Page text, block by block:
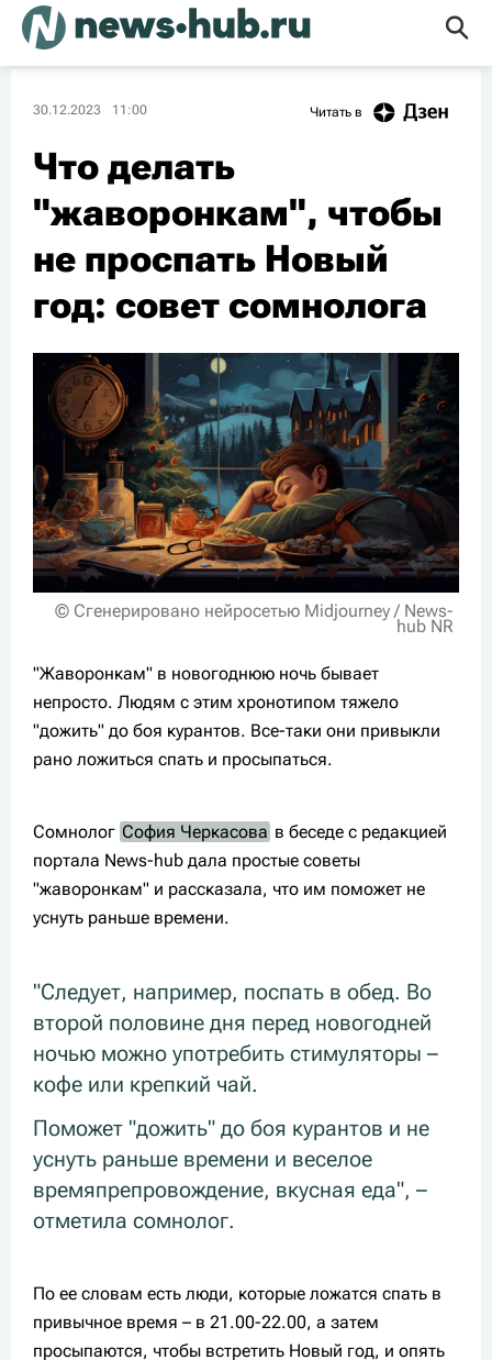
30.12.2023 11:00 Читать в
Что делать
"жаворонкам", чтобы
не проспать Новый
год: совет сомнолога
© Сгенерировано нейросетью Midjourney / News-
hub NR
"Жаворонкам" в новогоднюю ночь бывает
непросто. Людям с этим хронотипом тяжело
"дожить" до боя курантов. Все-таки они привыкли
рано ложиться спать и просыпаться.
Сомнолог София Черкасова в беседе с редакцией
портала News-hub дала простые советы
"жаворонкам" и рассказала, что им поможет не
уснуть раньше времени.
"Следует, например, поспать в обед. Во
второй половине дня перед новогодней
ночью можно употребить стимуляторы –
кофе или крепкий чай.
Поможет "дожить" до боя курантов и не
уснуть раньше времени и веселое
времяпрепровождение, вкусная еда", –
отметила сомнолог.
По ее словам есть люди, которые ложатся спать в
привычное время – в 21.00-22.00, а затем
просыпаются, чтобы встретить Новый год, и опять